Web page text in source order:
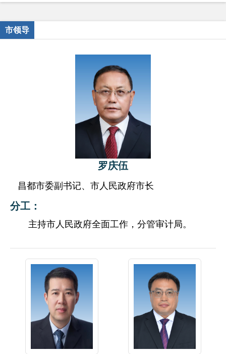
市领导
罗庆伍
昌都市委副书记、市人民政府市长
分工：
主持市人民政府全面工作，分管审计局。